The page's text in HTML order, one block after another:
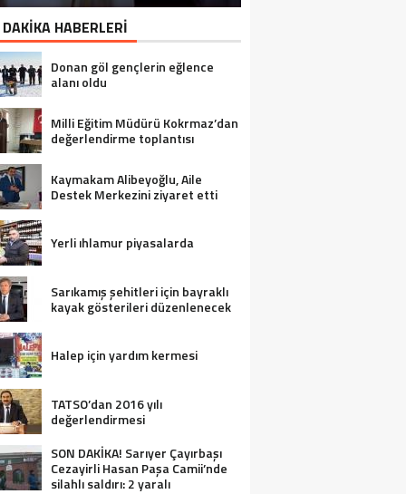
HABERLERİ
Donan göl gençlerin eğlence
alanı oldu
Milli Eğitim Müdürü Kokrmaz’dan
değerlendirme toplantısı
Kaymakam Alibeyoğlu, Aile
Destek Merkezini ziyaret etti
Yerli ıhlamur piyasalarda
Sarıkamış şehitleri için bayraklı
kayak gösterileri düzenlenecek
Halep için yardım kermesi
TATSO’dan 2016 yılı
değerlendirmesi
SON DAKİKA! Sarıyer Çayırbaşı
Cezayirli Hasan Paşa Camii’nde
silahlı saldırı: 2 yaralı